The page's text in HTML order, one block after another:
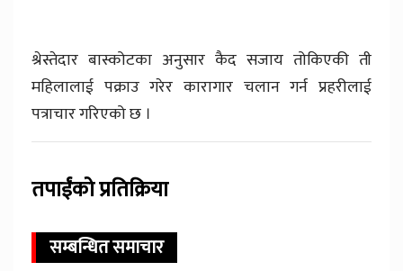
श्रेस्तेदार बास्कोटका अनुसार कैद सजाय तोकिएकी ती
महिलालाई पक्राउ गरेर कारागार चलान गर्न प्रहरीलाई
पत्राचार गरिएको छ ।
तपाईंको प्रतिक्रिया
सम्बन्धित समाचार